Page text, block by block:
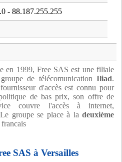
- 88.187.255.255
en 1999, Free SAS est une filiale
de télécomunication Iliad.
d'accès est connu pour
de bas prix, son offre de
couvre l'accès à internet,
groupe se place à la deuxième
francais
SAS à Versailles